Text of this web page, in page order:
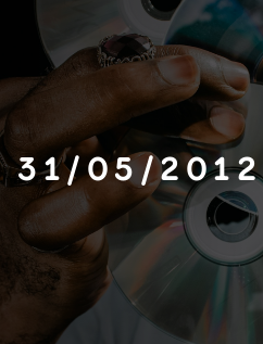
31/05/2012